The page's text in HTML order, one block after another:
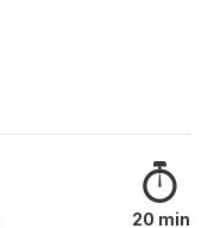
20 min